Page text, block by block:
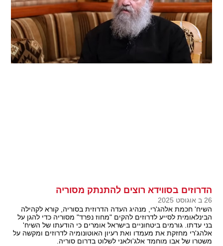
הדרוזים בסווידא רוצים להתנתק מסוריה
26 ב אוגוסט 2025
השיח' חכמת אלהג'רי, מנהיג העדה הדרוזית בסוריה, קורא לקהילה
הבינלאומית לסייע לדרוזים להקים "מחוז נפרד" מסוריה כדי להגן על
בני עדתו. גורמים ביטחוניים בישראל אומרים כי הודעתו של השיח'
אלהג'רי מחזקת את מעמדו ואת רעיון האוטונומיה לדרוזים ומקשה על
משטרו של אבו מוחמד אלג'ולאני לשלוט בדרום סוריה.